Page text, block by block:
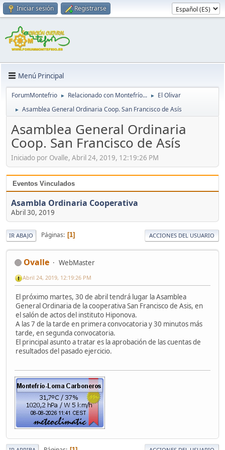
Iniciar sesión Registrarse
Menú Principal
ForumMontefrio ► Relacionado con Montefrío... ► El Olivar
► Asamblea General Ordinaria Coop. San Francisco de Asís
Asamblea General Ordinaria
Coop. San Francisco de Asís
Iniciado por Ovalle, Abril 24, 2019, 12:19:26 PM
Eventos Vinculados
Asambla Ordinaria Cooperativa
Abril 30, 2019
IR ABAJO Páginas 1 ACCIONES DEL USUARIO
Ovalle WebMaster
Abril 24, 2019, 12:19:26 PM
El próximo martes, 30 de abril tendrá lugar la Asamblea
General Ordinaria de la cooperativa San Francisco de Asis, en
el salón de actos del instituto Hiponova.
A las 7 de la tarde en primera convocatoria y 30 minutos más
tarde, en segunda convocatoria.
El principal asunto a tratar es la aprobación de las cuentas de
resultados del pasado ejercicio.